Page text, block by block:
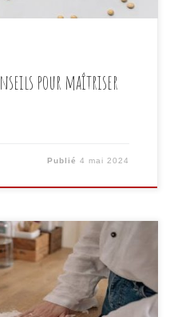
pour maîtriser
Publié4 mai 2024
devant les rayons de
options, en vous
meilleure pour vos